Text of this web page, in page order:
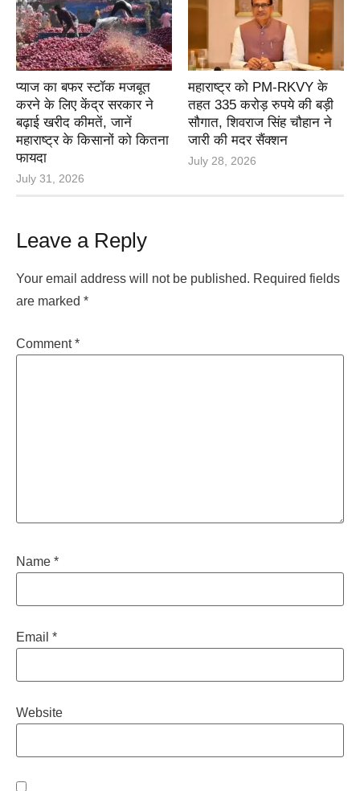
प्याज का बफर स्टॉक मजबूत
करने के लिए केंद्र सरकार ने
बढ़ाई खरीद कीमतें, जानें
महाराष्ट्र के किसानों को कितना
फायदा
July 31, 2026
महाराष्ट्र को PM-RKVY के
तहत 335 करोड़ रुपये की बड़ी
सौगात, शिवराज सिंह चौहान ने
जारी की मदर सैंक्शन
July 28, 2026
Leave a Reply
Your email address will not be published. Required fields
are marked *
Comment*
Name *
Email *
Website